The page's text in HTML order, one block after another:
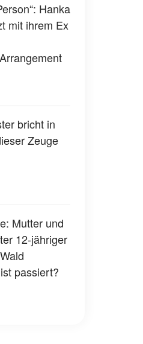
Hanka
mit ihrem Ex
bricht in
Zeuge
Mutter und
12-jähriger
passiert?